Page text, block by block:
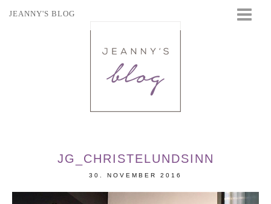
JEANNY'S BLOG
JG_CHRISTELUNDSINN
30. NOVEMBER 2016